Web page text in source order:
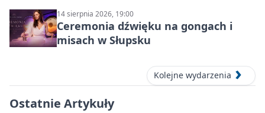
14 sierpnia 2026, 19:00
Ceremonia dźwięku na gongach i
misach w Słupsku
Kolejne wydarzenia
Ostatnie Artykuły